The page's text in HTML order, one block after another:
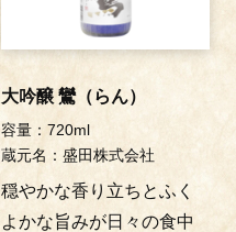
大吟醸 鸞（らん）
容量：720ml
蔵元名：盛田株式会社
穏やかな香り立ちとふく
よかな旨みが日々の食中